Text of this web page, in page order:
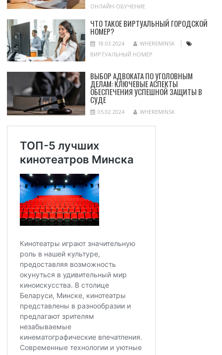
ОНЛАЙН-ОБУЧЕНИЕ
ЧТО ТАКОЕ ВИРТУАЛЬНЫЙ ГОРОДСКОЙ
НОМЕР?
18.03.2024
WHEREMINSK
ВИРТУАЛЬНЫЙ НОМЕР
ВЫБОР АДВОКАТА ПО УГОЛОВНЫМ
ДЕЛАМ: КЛЮЧЕВЫЕ АСПЕКТЫ
ОБЕСПЕЧЕНИЯ УСПЕШНОЙ ЗАЩИТЫ В
СУДЕ
05.02.2024 WHEREMINSK